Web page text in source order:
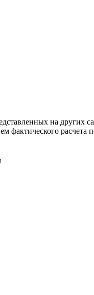
на других
фактического расчета